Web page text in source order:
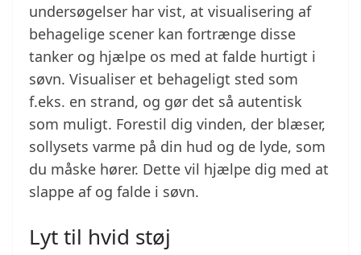
undersøgelser har vist, at visualisering af
behagelige scener kan fortrænge disse
tanker og hjælpe os med at falde hurtigt i
søvn. Visualiser et behageligt sted som
f.eks. en strand, og gør det så autentisk
som muligt. Forestil dig vinden, der blæser,
sollysets varme på din hud og de lyde, som
du måske hører. Dette vil hjælpe dig med at
slappe af og falde i søvn.
Lyt til hvid støj